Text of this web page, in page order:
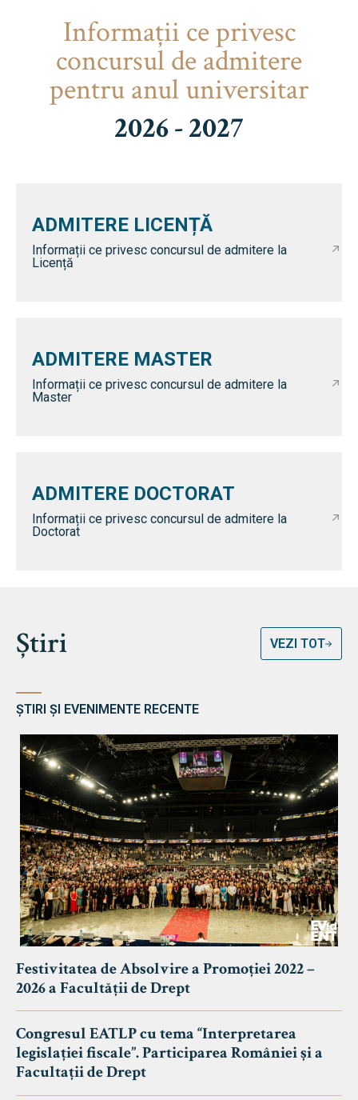
Informaţii ce privesc
concursul de admitere
pentru anul universitar
2026 - 2027
ADMITERE LICENȚĂ
Informații ce privesc concursul de admitere la
Licență
ADMITERE MASTER
Informații ce privesc concursul de admitere la
Master
ADMITERE DOCTORAT
Informații ce privesc concursul de admitere la
Doctorat
Știri VEZI TOT
ȘTIRI ȘI EVENIMENTE RECENTE
Festivitatea de Absolvire a Promoției 2022 –
2026 a Facultății de Drept
Congresul EATLP cu tema “Interpretarea
legislației fiscale”. Participarea României și a
Facultații de Drept